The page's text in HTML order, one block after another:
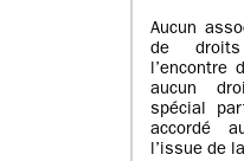
Aucun
de
l’encontre
aucun
spécial
accordé
l’issue de